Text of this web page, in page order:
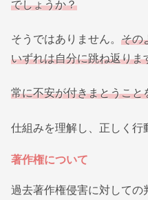
でしょうか？
そうではありません。 その
いずれは自分に跳ね返りま
常に不安が付きまとうこと
仕組みを理解し、正しく行
著作権について
過去著作権侵害に対しての